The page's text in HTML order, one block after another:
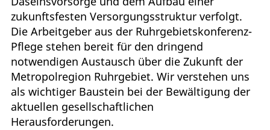
zukunftsfesten Versorgungsstruktur verfolgt.
Die Arbeitgeber aus der Ruhrgebietskonferenz-
Pflege stehen bereit für den dringend
notwendigen Austausch über die Zukunft der
Metropolregion Ruhrgebiet. Wir verstehen uns
als wichtiger Baustein bei der Bewältigung der
aktuellen gesellschaftlichen
Herausforderungen.